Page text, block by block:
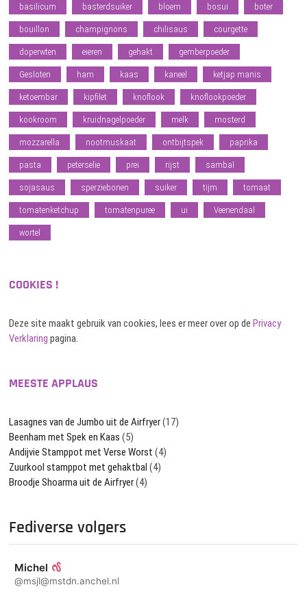
basilicum basterdsuiker bloem bosui boter
bouillon champignons chilisaus courgette
doperwten eieren gehakt gemberpoeder
Gesloten ham kaas kaneel ketjap manis
ketoembar kipfilet knoflook knoflookpoeder
kookroom kruidnagelpoeder melk mosterd
mozzarella nootmuskaat ontbijtspek paprika
pasta peterselie prei rijst sambal
sojasaus sperziebonen suiker tijm tomaat
tomatenketchup tomatenpuree ui Veenendaal
wortel
COOKIES !
Deze site maakt gebruik van cookies, lees er meer over op dePrivacy
Verklaring pagina.
MEESTE APPLAUS
Lasagnes van de Jumbo uit de Airfryer(17)
Beenham met Spek en Kaas (5)
Andijvie Stamppot met Verse Worst (4)
Zuurkool stamppot met gehaktbal (4)
Broodje Shoarma uit de Airfryer(4)
Fediverse volgers
Michel
@msjl@mstdn.anchel.nl